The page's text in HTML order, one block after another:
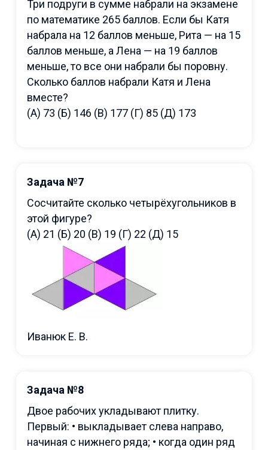
Три подруги в сумме набрали на экзамене
по математике 265 баллов. Если бы Катя
набрала на 12 баллов меньше, Рита — на 15
баллов меньше, а Лена — на 19 баллов
меньше, то все они набрали бы поровну.
Сколько баллов набрали Катя и Лена
вместе?
(А) 73 (Б) 146 (В) 177 (Г) 85 (Д) 173
Задача №7
Сосчитайте сколько четырёхугольников в
этой фигуре?
(А) 21 (Б) 20 (В) 19 (Г) 22 (Д) 15
Иванюк Е. В.
Задача №8
Двое рабочих укладывают плитку.
Первый: • выкладывает слева направо,
начиная с нижнего ряда; • когда один ряд